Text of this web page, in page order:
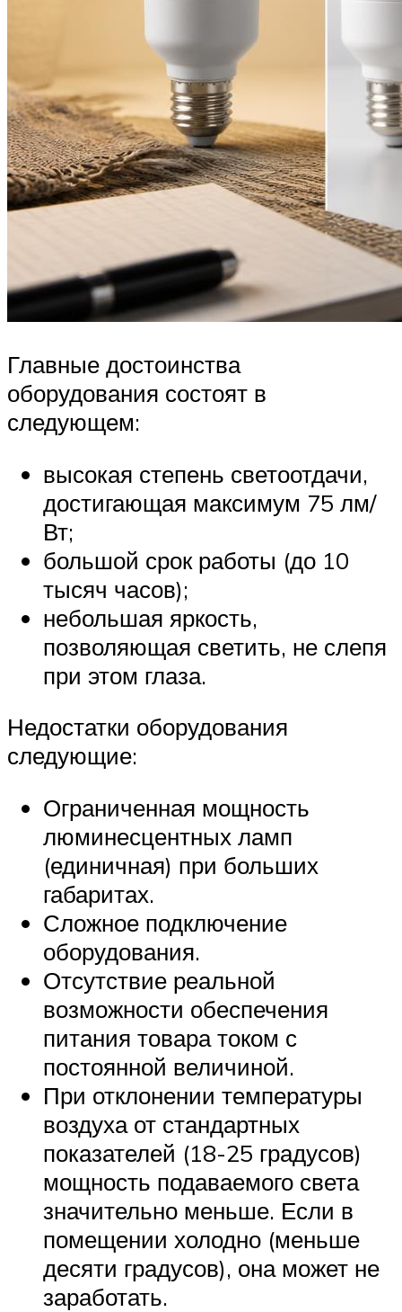
Главные достоинства
оборудования состоят в
следующем:
высокая степень светоотдачи,
достигающая максимум 75 лм/
Вт;
большой срок работы (до 10
тысяч часов);
небольшая яркость,
позволяющая светить, не слепя
при этом глаза.
Недостатки оборудования
следующие:
Ограниченная мощность
люминесцентных ламп
(единичная) при больших
габаритах.
Сложное подключение
оборудования.
Отсутствие реальной
возможности обеспечения
питания товара током с
постоянной величиной.
При отклонении температуры
воздуха от стандартных
показателей (18-25 градусов)
мощность подаваемого света
значительно меньше. Если в
помещении холодно (меньше
десяти градусов), она может не
заработать.